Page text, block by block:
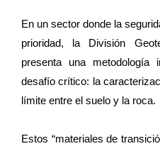
En un sector donde la
prioridad, la División
presenta una metodología
desafío crítico: la
límite entre el suelo y la roca.
Estos “materiales de